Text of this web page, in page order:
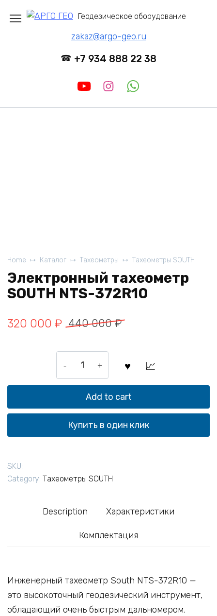
Геодезическое оборудование
zakaz@argo-geo.ru
+7 934 888 22 38
Home Каталог Тахеометры Тахеометры SOUTH
Электронный тахеометр
SOUTH NTS-372R10
440 000₽
320 000 ₽
тахеометр
SOUTH
372R10
quantity
Add to cart
Купить в один клик
SKU:
Category: Тахеометры SOUTH
Description Характеристики
Комплектация
Инженерный тахеометр South NTS-372R10 —
это высокоточный геодезический инструмент,
обладающий очень быстрым дальномером.